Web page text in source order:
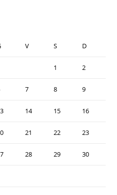
V S D
1 2
7 8 9
14 15 16
21 22 23
28 29 30